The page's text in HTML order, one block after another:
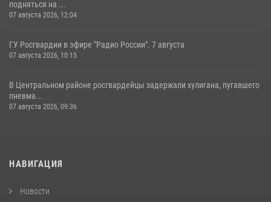
подняться на ...
07 августа 2026, 12:04
ГУ Росгвардии в эфире "Радио России". 7 августа
07 августа 2026, 10:15
В Центральном районе росгвардейцы задержали хулигана, пугавшего
пневма...
07 августа 2026, 09:36
НАВИГАЦИЯ
Новости